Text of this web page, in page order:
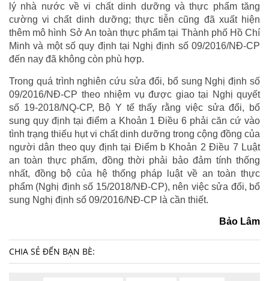
lý nhà nước về vi chất dinh dưỡng và thực phẩm tăng
cường vi chất dinh dưỡng; thực tiễn cũng đã xuất hiện
thêm mô hình Sở An toàn thực phẩm tại Thành phố Hồ Chí
Minh và một số quy định tại Nghị định số 09/2016/NĐ-CP
đến nay đã không còn phù hợp.
Trong quá trình nghiên cứu sửa đổi, bổ sung Nghị định số
09/2016/NĐ-CP theo nhiệm vụ được giao tại Nghị quyết
số 19-2018/NQ-CP, Bộ Y tế thấy rằng việc sửa đổi, bổ
sung quy định tại điểm a Khoản 1 Điều 6 phải căn cứ vào
tình trạng thiếu hụt vi chất dinh dưỡng trong cộng đồng của
người dân theo quy định tại Điểm b Khoản 2 Điều 7 Luật
an toàn thực phẩm, đồng thời phải bảo đảm tính thống
nhất, đồng bộ của hệ thống pháp luật về an toàn thực
phẩm (Nghị định số 15/2018/NĐ-CP), nên việc sửa đổi, bổ
sung Nghị định số 09/2016/NĐ-CP là cần thiết.
Bảo Lâm
CHIA SẺ ĐẾN BẠN BÈ: